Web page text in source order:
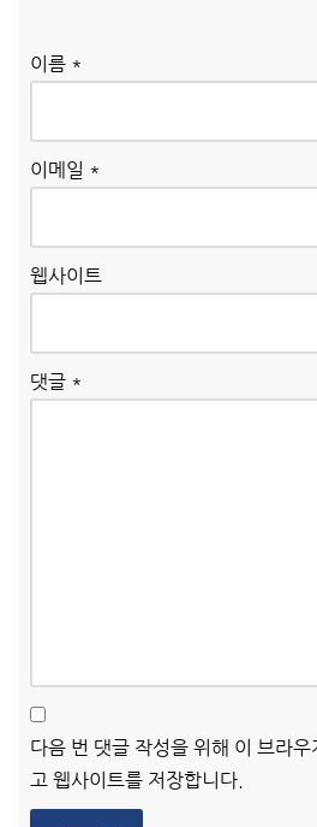
이름 *
이메일 *
웹사이트
댓글 *
다음 번 댓글 작성을 위해 이 브라
고 웹사이트를 저장합니다.